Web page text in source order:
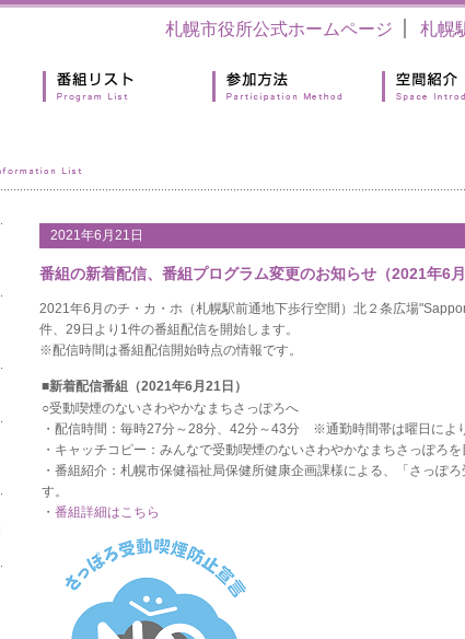
札幌市役所公式ホームページ 札幌
2021年6月21日
番組の新着配信、番組プログラム変更のお知らせ（2021年6月
2021年6月のチ・カ・ホ（札幌駅前通地下歩行空間）北２条広場
件、29日より1件の番組配信を開始します。
※配信時間は番組配信開始時点の情報です。
■新着配信番組（2021年6月21日）
○受動喫煙のないさわやかなまちさっぽろへ
・配信時間：毎時27分～28分、42分～43分 ※通勤時間帯は曜日によ
・キャッチコピー：みんなで受動喫煙のないさわやかなまちさっぽろを
・番組紹介：札幌市保健福祉局保健所健康企画課様による、「さっぽ
す。
・ 番組詳細はこちら